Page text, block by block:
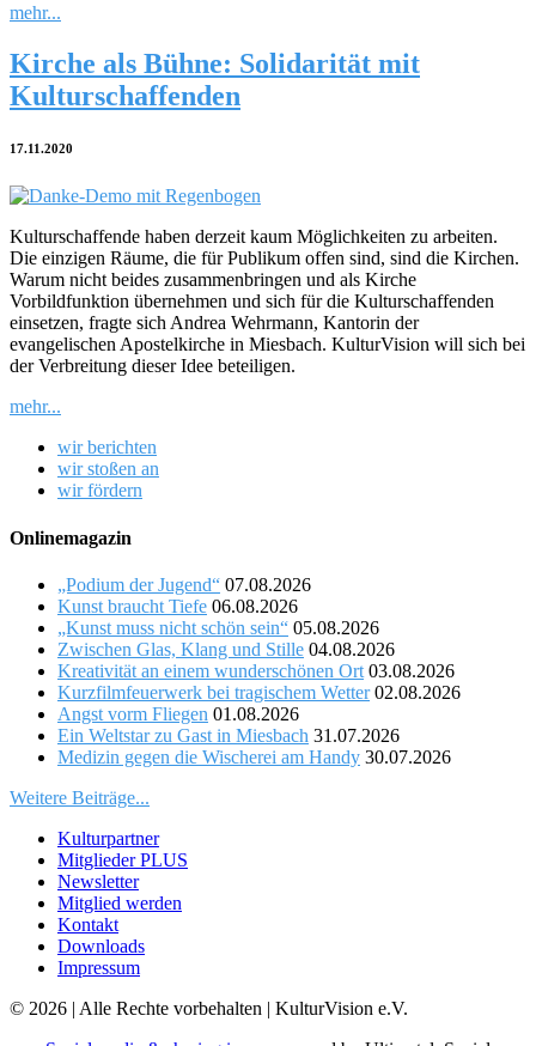
mehr...
Kirche als Bühne: Solidarität mit
Kulturschaffenden
17.11.2020
Kulturschaffende haben derzeit kaum Möglichkeiten zu arbeiten.
Die einzigen Räume, die für Publikum offen sind, sind die Kirchen.
Warum nicht beides zusammenbringen und als Kirche
Vorbildfunktion übernehmen und sich für die Kulturschaffenden
einsetzen, fragte sich Andrea Wehrmann, Kantorin der
evangelischen Apostelkirche in Miesbach. KulturVision will sich bei
der Verbreitung dieser Idee beteiligen.
mehr...
wir berichten
wir stoßen an
wir fördern
Onlinemagazin
„Podium der Jugend“ 07.08.2026
Kunst braucht Tiefe 06.08.2026
„Kunst muss nicht schön sein“ 05.08.2026
Zwischen Glas, Klang und Stille 04.08.2026
Kreativität an einem wunderschönen Ort 03.08.2026
Kurzfilmfeuerwerk bei tragischem Wetter 02.08.2026
Angst vorm Fliegen 01.08.2026
Ein Weltstar zu Gast in Miesbach 31.07.2026
Medizin gegen die Wischerei am Handy 30.07.2026
Weitere Beiträge...
Kulturpartner
Mitglieder PLUS
Newsletter
Mitglied werden
Kontakt
Downloads
Impressum
© 2026 | Alle Rechte vorbehalten | KulturVision e.V.